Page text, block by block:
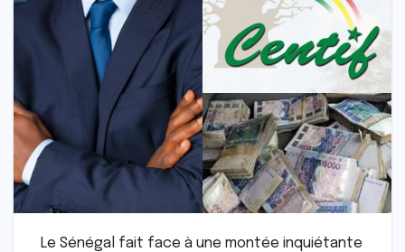
Le Sénégal fait face à une montée inquiétante